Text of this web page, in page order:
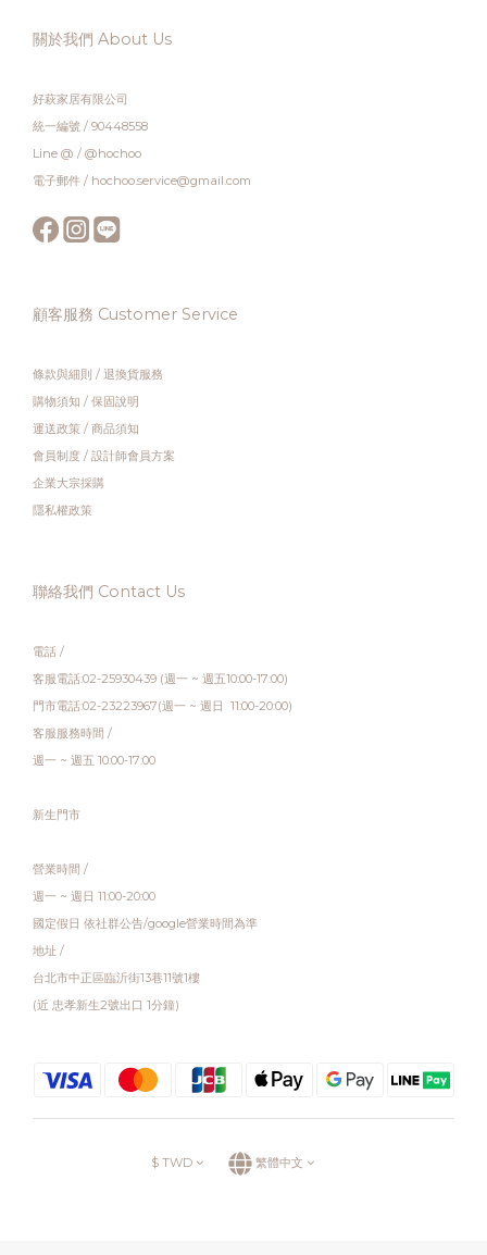
關於我們 About Us
好萩家居有限公司
統一編號 / 90448558
Line @ / @hochoo
電子郵件 / hochoo.service@gmail.com
顧客服務 Customer Service
條款與細則 / 退換貨服務
購物須知 / 保固說明
運送政策 / 商品須知
會員制度 / 設計師會員方案
企業大宗採購
隱私權政策
聯絡我們 Contact Us
電話 /
客服電話:02-25930439 (週一 ~ 週五10:00-17:00)
門市電話:02-23223967(週一 ~ 週日 11:00-20:00)
客服服務時間 /
週一 ~ 週五 10:00-17:00
新生門市
營業時間 /
週一 ~ 週日 11:00-20:00
國定假日 依社群公告/google營業時間為準
地址 /
台北市中正區臨沂街13巷11號1樓
(近 忠孝新生2號出口 1分鐘)
$ TWD 繁體中文